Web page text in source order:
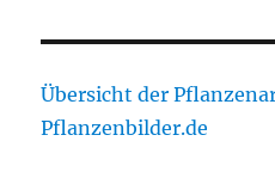
Übersicht der
Pflanzenbilder.de